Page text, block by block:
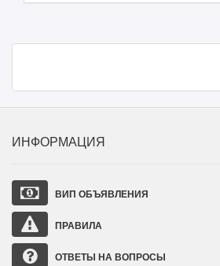
ИНФОРМАЦИЯ
ВИП ОБЪЯВЛЕНИЯ
ПРАВИЛА
ОТВЕТЫ НА ВОПРОСЫ